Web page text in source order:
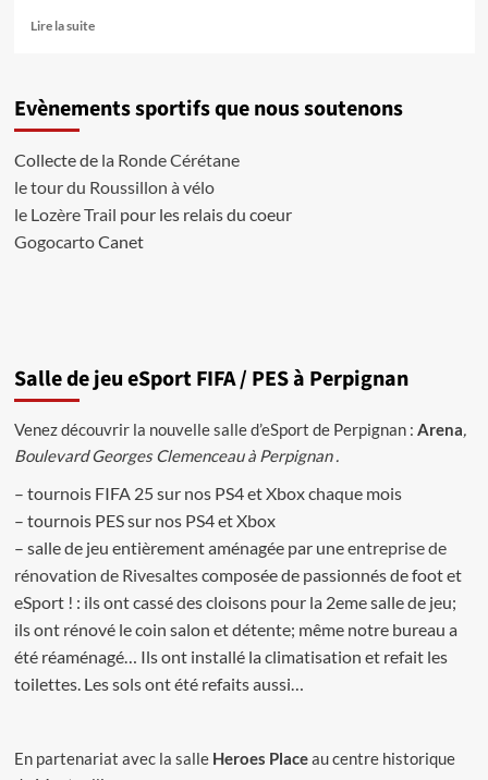
Lire la suiteEn
Olivier
Fifa
19
Evènements sportifs que nous soutenons
Collecte de la Ronde Cérétane
le tour du Roussillon à vélo
le Lozère Trail pour les relais du coeur
GogocartoCanet
Salle de jeu eSport FIFA / PES à Perpignan
Venez découvrir la nouvelle salle d’eSport de Perpignan : Arena,
Boulevard Georges Clemenceau à Perpignan .
– tournois FIFA 25 sur nos PS4 et Xbox chaque mois
– tournois PES sur nos PS4 et Xbox
– salle de jeu entièrement aménagée par uneentreprise de
rénovation de Rivesaltescomposée de passionnés de foot et
eSport ! : ils ont cassé des cloisons pour la 2eme salle de jeu;
ils ont rénové le coin salon et détente; même notre bureau a
été réaménagé… Ils ont installé la climatisation et refait les
toilettes. Les sols ont été refaits aussi…
En partenariat avec la salle Heroes Placeau centre historique